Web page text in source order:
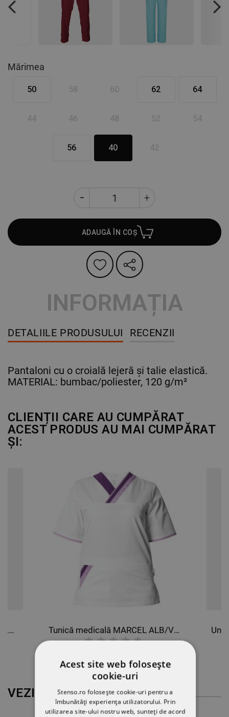
Previous
Mărimea
50 62 64
56 40
ADAUGĂ ÎN COȘ
INFORMAȚIA
DETALIILE PRODUSULUI RECENZII
Pantaloni cu o croială lejeră și talie elastică.
MATERIAL: bumbac/poliester, 120 g/m²
CLIENȚII CARE AU CUMPĂRAT
ACEST PRODUS AU MAI CUMPĂRAT
ȘI:
Tunică de lucru pentru femei BARISA Tunică medicală MARCEL ALB/VIOLET
VEZI MAI MULT
Acest site web folosește
cookie-uri
Stenso.ro folosește cookie-uri pentru a
îmbunătăți experiența utilizatorului. Prin
utilizarea site-ului nostru web, sunteți de acord